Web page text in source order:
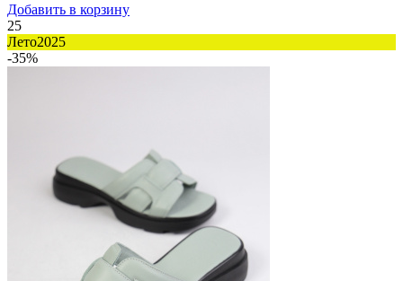
Добавить в корзину
25
Лето2025
-35%